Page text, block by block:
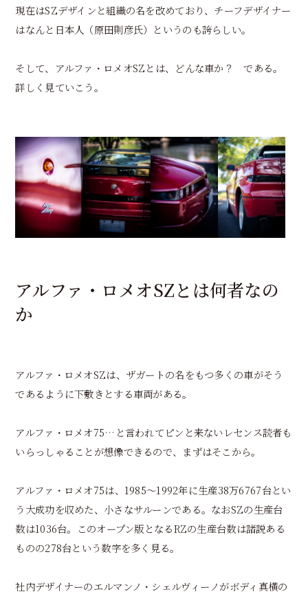
現在はSZデザインと組織の名を改めており、チーフデザイナー
はなんと日本人（原田則彦氏）というのも誇らしい。
そして、アルファ・ロメオSZとは、どんな車か？ である。
詳しく見ていこう。
アルファ・ロメオSZとは何者なの
か
アルファ・ロメオSZは、ザガートの名をもつ多くの車がそう
であるように下敷きとする車両がある。
アルファ・ロメオ75…と言われてピンと来ないレセンス読者も
いらっしゃることが想像できるので、まずはそこから。
アルファ・ロメオ75は、1985〜1992年に生産38万6767台とい
う大成功を収めた、小さなサルーンである。なおSZの生産台
数は1036台。このオープン版となるRZの生産台数は諸説ある
ものの278台という数字を多く見る。
社内デザイナーのエルマンノ・シェルヴィーノがボディ真横の